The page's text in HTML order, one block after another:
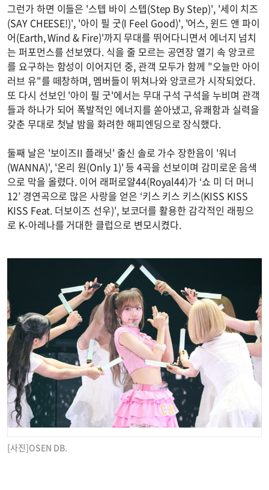
그런가 하면 이들은 '스텝 바이 스텝(Step By Step)', '세이 치즈
(SAY CHEESE!)', '아이 필 굿(I Feel Good)', '어스, 윈드 앤 파이
어(Earth, Wind & Fire)'까지 무대를 뛰어다니면서 에너지 넘치
는 퍼포먼스를 선보였다. 식을 줄 모르는 공연장 열기 속 앙코르
를 요구하는 함성이 이어지던 중, 관객 모두가 함께 "오늘만 아이
러브 유"를 떼창하며, 멤버들이 뛰쳐나와 앙코르가 시작되었다.
또 다시 선보인 '아이 필 굿'에서는 무대 구석 구석을 누비며 관객
들과 하나가 되어 폭발적인 에너지를 쏟아냈고, 유쾌함과 실력을
갖춘 무대로 첫날 밤을 화려한 해피엔딩으로 장식했다.
둘째 날은 '보이즈II 플래닛' 출신 솔로 가수 장한음이 '워너
(WANNA)', '온리 원(Only 1)' 등 4곡을 선보이며 감미로운 음색
으로 막을 올렸다. 이어 래퍼로얄44(Royal44)가 ‘쇼 미 더 머니
12’ 경연곡으로 많은 사랑을 얻은 ‘키스 키스 키스(KISS KISS
KISS Feat. 더보이즈 선우)', 보코더를 활용한 감각적인 래핑으
로 K-아레나를 거대한 클럽으로 변모시켰다.
[사진]OSEN DB.